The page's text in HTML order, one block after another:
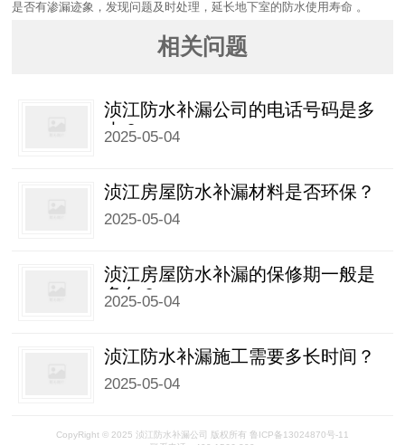
是否有渗漏迹象，发现问题及时处理，延长地下室的防水使用寿命 。
相关问题
浈江防水补漏公司的电话号码是多
少？
2025-05-04
浈江房屋防水补漏材料是否环保？
2025-05-04
浈江房屋防水补漏的保修期一般是
多久？
2025-05-04
浈江防水补漏施工需要多长时间？
2025-05-04
CopyRight © 2025 浈江防水补漏公司 版权所有 鲁ICP备13024870号-11